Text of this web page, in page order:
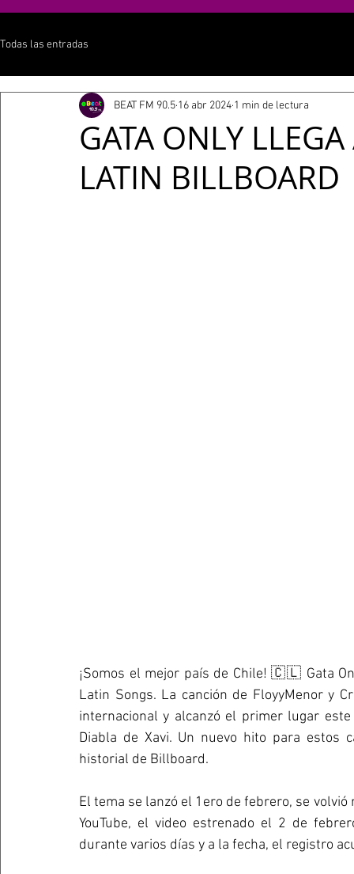
Todas las entradas
GATA ONLY
LATIN BILLBOARD
BEAT FM 90.5 16 abr 2024 1 min de lectura
¡Somos el mejor país de Chile! 🇨🇱 Gata
Latin Songs. La canción de FloyyMenor y
internacional y alcanzó el primer lugar
Diabla de Xavi. Un nuevo hito para estos
historial de Billboard.
El tema se lanzó el 1ero de febrero, se
YouTube, el video estrenado el 2 de
durante varios días y a la fecha, el registro